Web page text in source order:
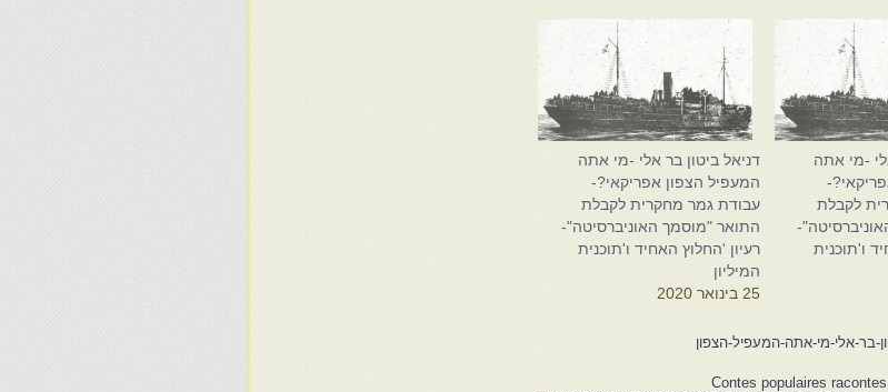
-מי אתה
לקבלת
ו'תוכנית
דניאל ביטון בר אלי -מי אתה
המעפיל הצפון אפריקאי?-
עבודת גמר מחקרית לקבלת
התואר "מוסמך האוניברסיטה"-
רעיון 'החלוץ האחיד ו'תוכנית
המיליון
25 בינואר 2020
בר-אלי-מי-אתה-המעפיל-הצפון
Contes populaires